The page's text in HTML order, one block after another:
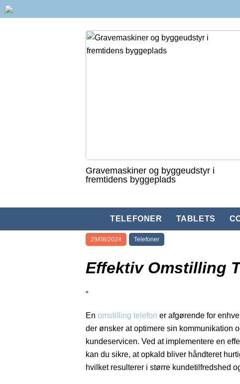
Gravemaskiner og byggeudstyr i
fremtidens byggeplads
TELEFONER TABLETS
29/08/2024 Telefoner
Effektiv Omstilling
”
En omstilling telefon er afgørende for
der ønsker at optimere sin kommunikation
kundeservicen. Ved at implementere en
kan du sikre, at opkald bliver håndteret
hvilket resulterer i større kundetilfredshed